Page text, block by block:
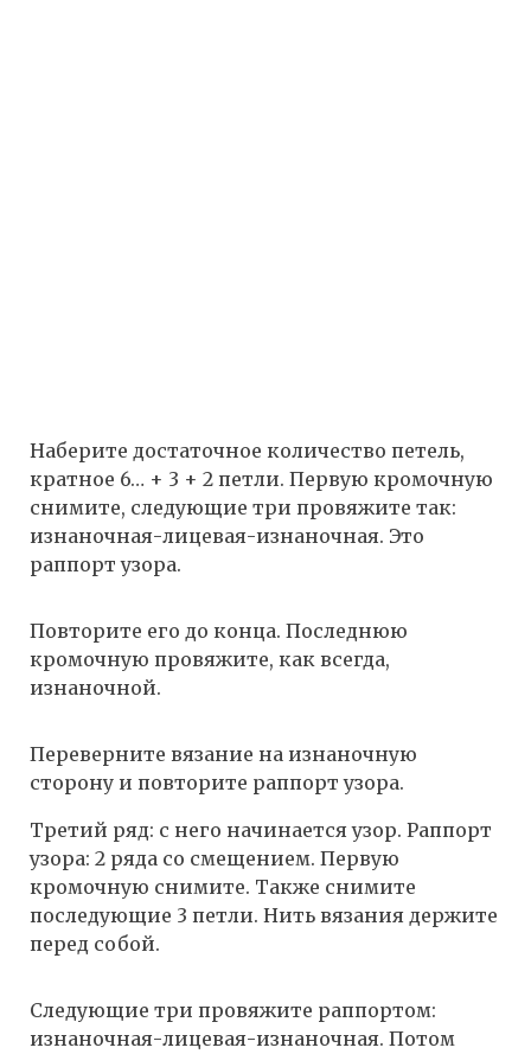
Наберите достаточное количество петель,
кратное 6… + 3 + 2 петли. Первую кромочную
снимите, следующие три провяжите так:
изнаночная-лицевая-изнаночная. Это
раппорт узора.
Повторите его до конца. Последнюю
кромочную провяжите, как всегда,
изнаночной.
Переверните вязание на изнаночную
сторону и повторите раппорт узора.
Третий ряд: с него начинается узор. Раппорт
узора: 2 ряда со смещением. Первую
кромочную снимите. Также снимите
последующие 3 петли. Нить вязания держите
перед собой.
Следующие три провяжите раппортом:
изнаночная-лицевая-изнаночная. Потом